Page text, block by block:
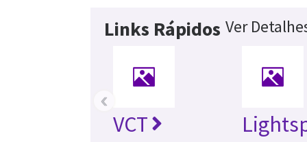
Links Rápidos Ver
VCT
‹